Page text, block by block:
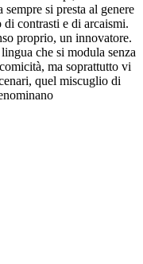
si presta al genere
contrasti e di arcaismi.
proprio, un innovatore.
che si modula senza
ma soprattutto vi
quel miscuglio di